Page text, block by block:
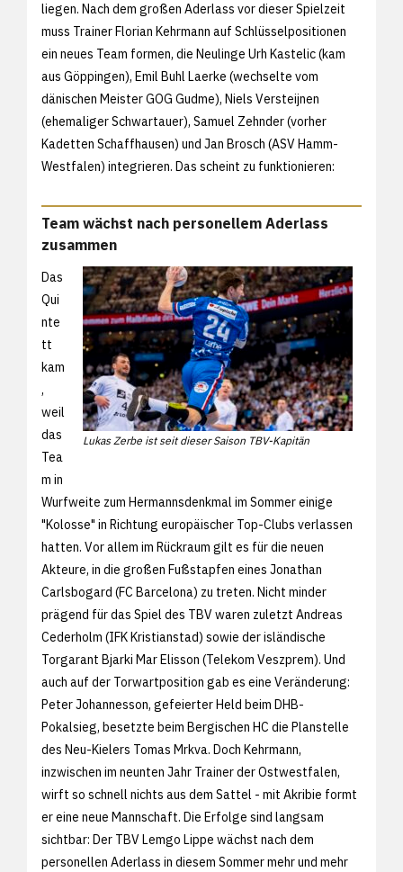
liegen. Nach dem großen Aderlass vor dieser Spielzeit
muss Trainer Florian Kehrmann auf Schlüsselpositionen
ein neues Team formen, die Neulinge Urh Kastelic (kam
aus Göppingen), Emil Buhl Laerke (wechselte vom
dänischen Meister GOG Gudme), Niels Versteijnen
(ehemaliger Schwartauer), Samuel Zehnder (vorher
Kadetten Schaffhausen) und Jan Brosch (ASV Hamm-
Westfalen) integrieren. Das scheint zu funktionieren:
Team wächst nach personellem Aderlass
zusammen
Lukas Zerbe ist seit dieser Saison TBV-Kapitän
Das
Qui
nte
tt
kam
,
weil
das
Tea
m in
Wurfweite zum Hermannsdenkmal im Sommer einige
"Kolosse" in Richtung europäischer Top-Clubs verlassen
hatten. Vor allem im Rückraum gilt es für die neuen
Akteure, in die großen Fußstapfen eines Jonathan
Carlsbogard (FC Barcelona) zu treten. Nicht minder
prägend für das Spiel des TBV waren zuletzt Andreas
Cederholm (IFK Kristianstad) sowie der isländische
Torgarant Bjarki Mar Elisson (Telekom Veszprem). Und
auch auf der Torwartposition gab es eine Veränderung:
Peter Johannesson, gefeierter Held beim DHB-
Pokalsieg, besetzte beim Bergischen HC die Planstelle
des Neu-Kielers Tomas Mrkva. Doch Kehrmann,
inzwischen im neunten Jahr Trainer der Ostwestfalen,
wirft so schnell nichts aus dem Sattel - mit Akribie formt
er eine neue Mannschaft. Die Erfolge sind langsam
sichtbar: Der TBV Lemgo Lippe wächst nach dem
personellen Aderlass in diesem Sommer mehr und mehr